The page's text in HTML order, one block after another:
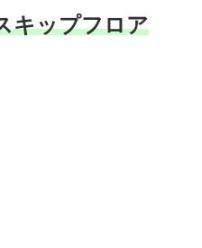
キップフロア